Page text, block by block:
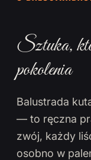
Sztuka,
pokolenia
Balustrada
— to ręczna
zwój, każdy
osobno w